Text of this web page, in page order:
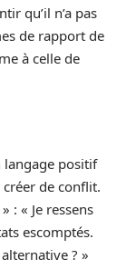
qu’il n’a pas
de rapport de
à celle de
positif
de conflit.
: « Je ressens
escomptés.
? »